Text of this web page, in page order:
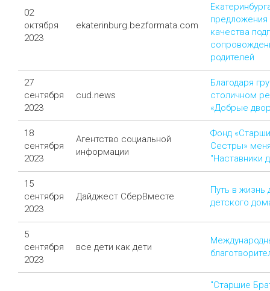
02
октября
2023
ekaterinburg.bezformata.com
качества
родителей
27
сентября
2023
cud.news
Благодаря
столичном
«Добрые
18
сентября
2023
Агентство социальной
информации
Фонд
Сестры»
"Наставники
15
сентября
2023
Дайджест СберВместе
Путь в жизнь
детского
5
сентября
2023
все дети как дети
"Старшие